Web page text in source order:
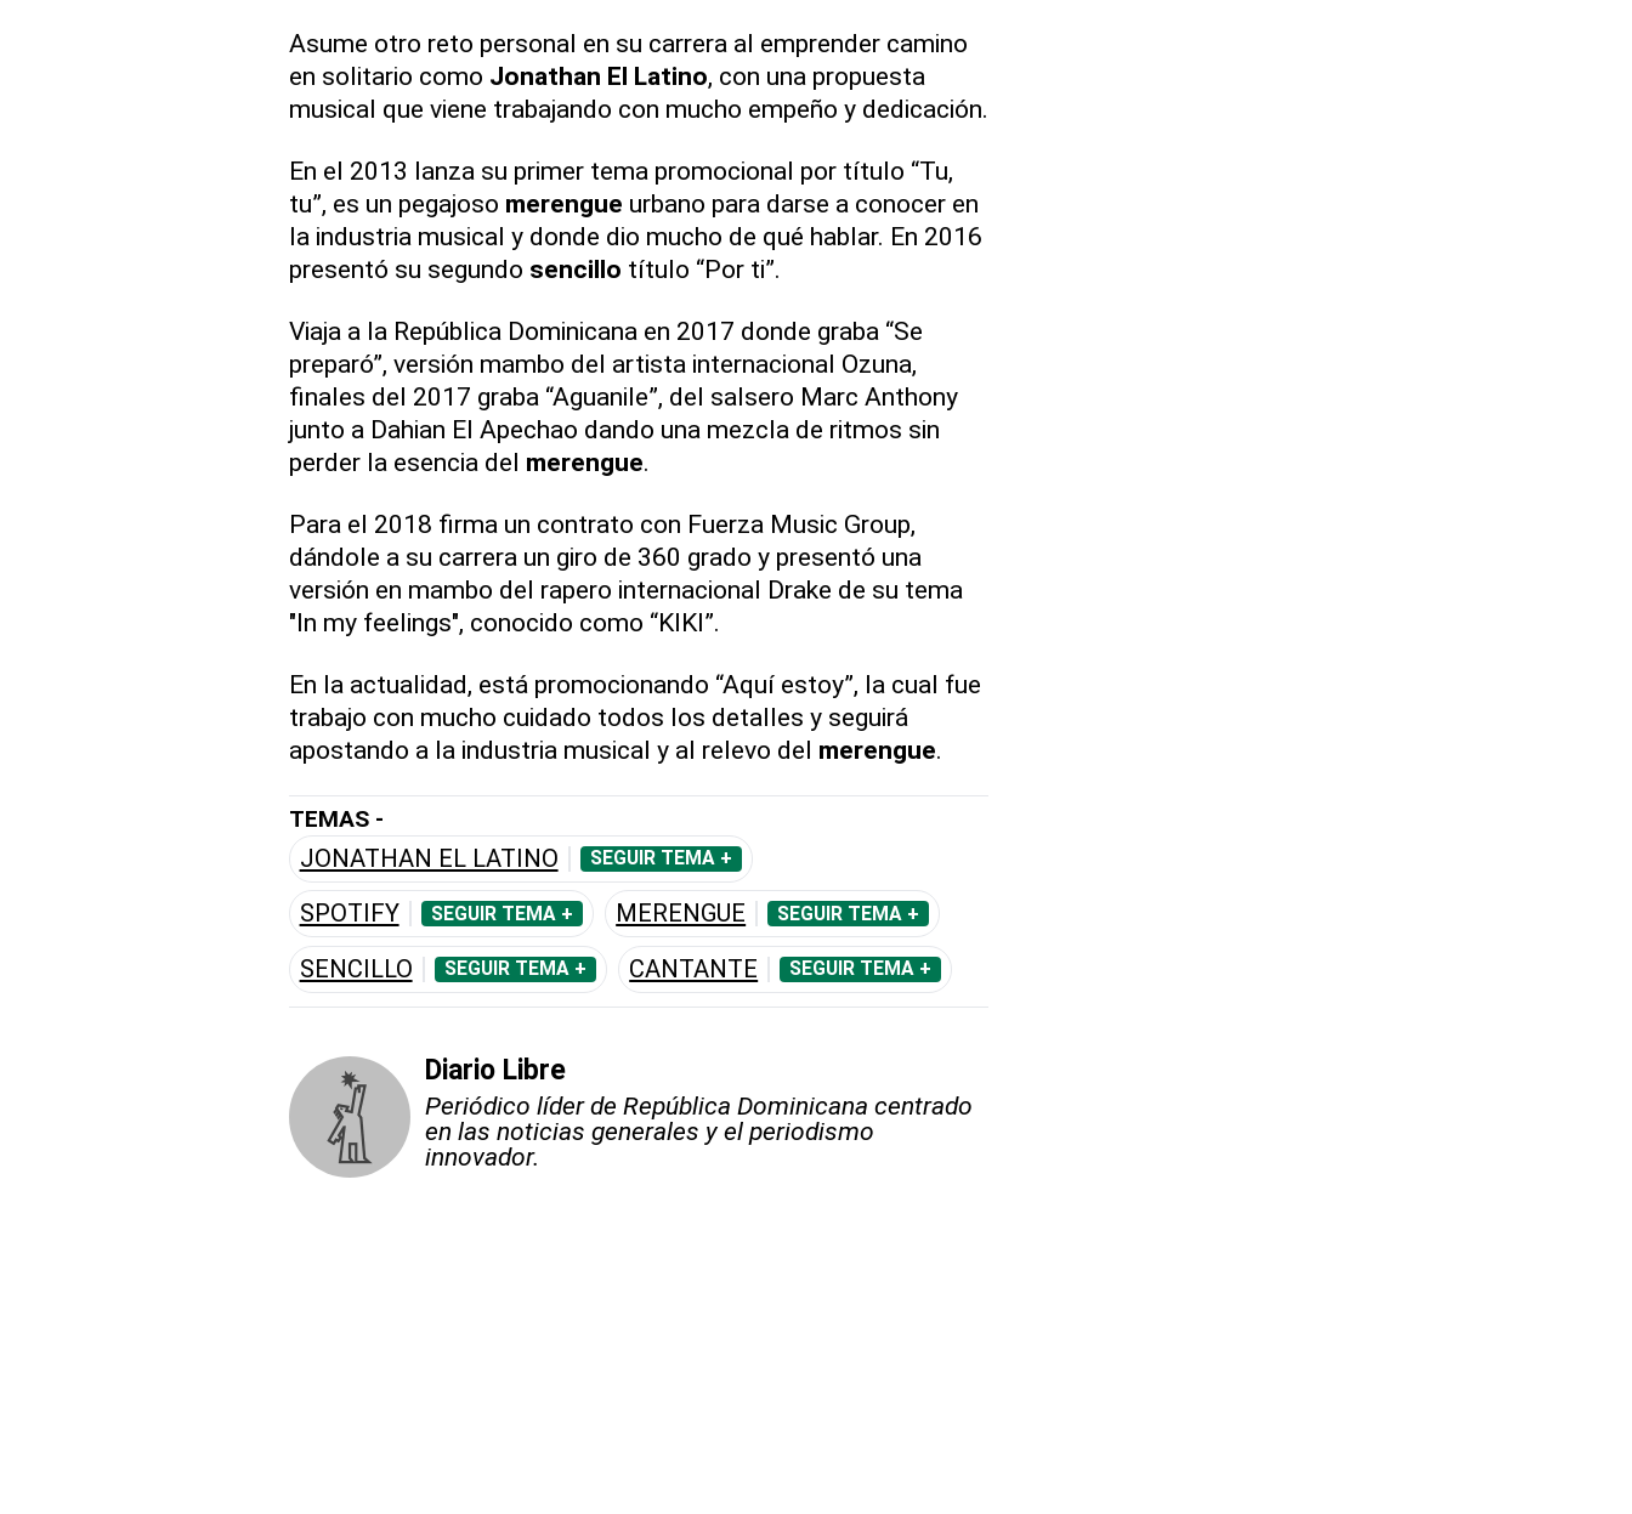
Asume otro reto personal en su carrera al emprender camino
en solitario como Jonathan El Latino, con una propuesta
musical que viene trabajando con mucho empeño y dedicación.
En el 2013 lanza su primer tema promocional por título “Tu,
tu”, es un pegajoso merengue urbano para darse a conocer en
la industria musical y donde dio mucho de qué hablar. En 2016
presentó su segundo sencillo título “Por ti”.
Viaja a la República Dominicana en 2017 donde graba “Se
preparó”, versión mambo del artista internacional Ozuna,
finales del 2017 graba “Aguanile”, del salsero Marc Anthony
junto a Dahian El Apechao dando una mezcla de ritmos sin
perder la esencia del merengue.
Para el 2018 firma un contrato con Fuerza Music Group,
dándole a su carrera un giro de 360 grado y presentó una
versión en mambo del rapero internacional Drake de su tema
"In my feelings", conocido como “KIKI”.
En la actualidad, está promocionando “Aquí estoy”, la cual fue
trabajo con mucho cuidado todos los detalles y seguirá
apostando a la industria musical y al relevo del merengue.
TEMAS -
JONATHAN EL LATINO SEGUIR TEMA +
SPOTIFY SEGUIR TEMA + MERENGUE SEGUIR TEMA +
SENCILLO SEGUIR TEMA + CANTANTE SEGUIR TEMA +
Diario Libre
Periódico líder de República Dominicana centrado
en las noticias generales y el periodismo
innovador.